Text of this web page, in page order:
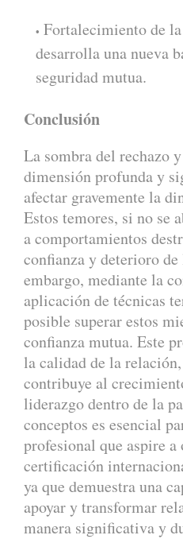
Fortalecimiento de
desarrolla una nueva
seguridad mutua.
Conclusión
La sombra del rechazo
dimensión profunda y
afectar gravemente la
Estos temores, si no se
a comportamientos
confianza y deterioro
embargo, mediante la
aplicación de técnicas
posible superar estos
confianza mutua. Este
la calidad de la
contribuye al
liderazgo dentro de la
conceptos es esencial
profesional que aspire a
certificación
ya que demuestra una
apoyar y transformar
manera significativa y